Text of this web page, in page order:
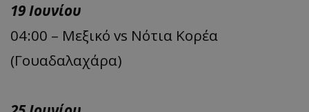
19 Ιουνίου
04:00 – Μεξικό vs Νότια Κορέα
(Γουαδαλαχάρα)